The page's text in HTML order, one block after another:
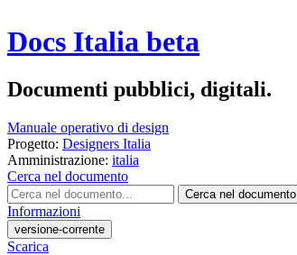
Docs Italia beta
Documenti pubblici, digitali.
Manuale operativo di design
Progetto: Designers Italia
Amministrazione: italia
Cerca nel documento
Cerca nel documento
Informazioni
versione-corrente
Scarica